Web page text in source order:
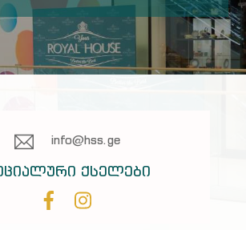
info@hss.ge
ქსელები